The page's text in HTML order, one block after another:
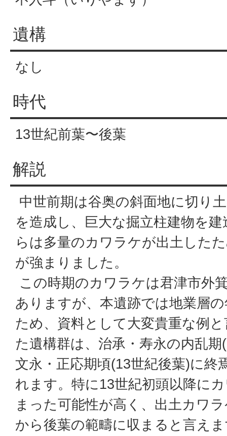
遺構
なし
時代
13世紀前葉〜後葉
解説
中世前期は谷奥の斜面地に切り
を造成し、巨大な掘立柱建物を
らは多量のカワラケが出土した
が強まりました。
この時期のカワラケは君津市外
ありますが、本遺跡では地業層
ため、資料として大変貴重な例
た遺構群は、治承・寿永の内乱
文永・正応期頃(13世紀後葉)に終
れます。特に13世紀初頭以降に
まった可能性が高く、出土カワ
から後葉の範疇に収まると言え